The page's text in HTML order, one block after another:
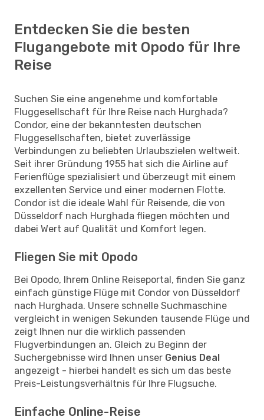
Entdecken Sie die besten
Flugangebote mit Opodo für Ihre
Reise
Suchen Sie eine angenehme und komfortable
Fluggesellschaft für Ihre Reise nach Hurghada?
Condor, eine der bekanntesten deutschen
Fluggesellschaften, bietet zuverlässige
Verbindungen zu beliebten Urlaubszielen weltweit.
Seit ihrer Gründung 1955 hat sich die Airline auf
Ferienflüge spezialisiert und überzeugt mit einem
exzellenten Service und einer modernen Flotte.
Condor ist die ideale Wahl für Reisende, die von
Düsseldorf nach Hurghada fliegen möchten und
dabei Wert auf Qualität und Komfort legen.
Fliegen Sie mit Opodo
Bei Opodo, Ihrem Online Reiseportal, finden Sie ganz
einfach günstige Flüge mit Condor von Düsseldorf
nach Hurghada. Unsere schnelle Suchmaschine
vergleicht in wenigen Sekunden tausende Flüge und
zeigt Ihnen nur die wirklich passenden
Flugverbindungen an. Gleich zu Beginn der
Suchergebnisse wird Ihnen unser Genius Deal
angezeigt - hierbei handelt es sich um das beste
Preis-Leistungsverhältnis für Ihre Flugsuche.
Einfache Online-Reise